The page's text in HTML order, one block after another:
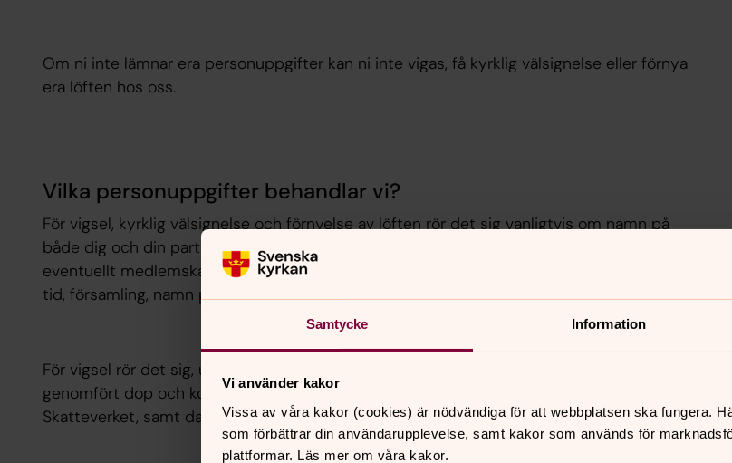
Samtycke Information
Vi använder kakor
Vissa av våra kakor (cookies) är nödvändiga för att webbplatsen ska fungera.
som förbättrar din användarupplevelse, samt kakor som används för
plattformar. Läs mer om våra kakor.
Om ni inte lämnar era personuppgifter kan ni inte vigas, få kyrklig välsignelse eller förnya
era löften hos oss.
Vilka personuppgifter behandlar vi?
För vigsel, kyrklig välsignelse och förnyelse av löften rör det sig vanligtvis om namn på
både dig och din partner, personnummer, adress, telefonnummer, mejladress, civilstatus,
eventuellt medlemskap i Svenska kyrkan, samt uppgifter om ceremonin (datum, plats,
tid, församling, namn på präst, noteringar om psalmer och annat innehåll i ceremonin).
För vigsel rör det sig, utöver det som står i första stycket, även om eventuell uppgift om
genomfört dop och konfirmation, intyg om hindersprövning, datum för avisering till
Skatteverket, samt datum för registrering av vigseln i kyrkobokföringen.